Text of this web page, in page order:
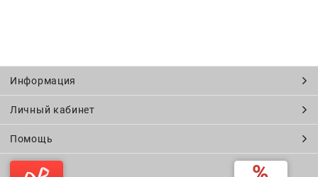
Информация
Личный кабинет
Помощь